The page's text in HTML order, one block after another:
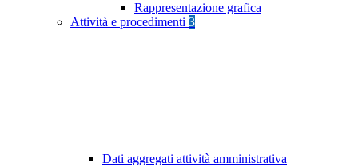
Rappresentazione grafica
Attività e procedimenti 3
Dati aggregati attività amministrativa